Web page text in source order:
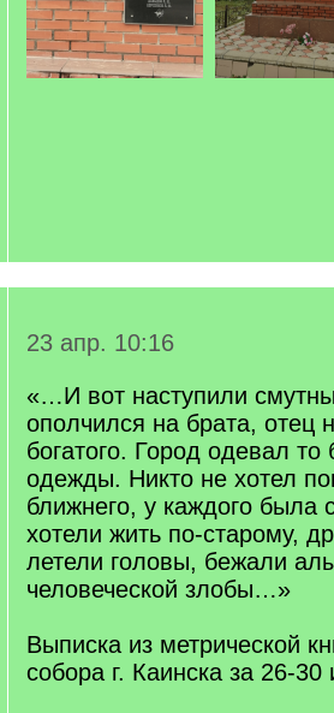
23 апр. 10:16
«…И вот наступили
ополчился на брата, отец
богатого. Город одевал
одежды. Никто не хотел
ближнего, у каждого была
хотели жить по-старому,
летели головы, бежали
человеческой злобы…»
Выписка из метрической
собора г. Каинска за 26-